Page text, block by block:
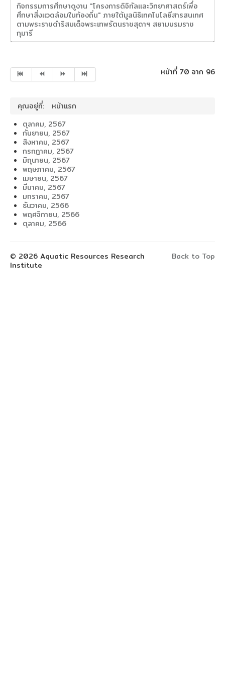
กิจกรรมการศึกษาดูงาน "โครงการดิจิทัลและวิทยาศาสตร์เพื่อ
ศึกษาสิ่งแวดล้อมในท้องถิ่น" ภายใต้มูลนิธิเทคโนโลยีสารสนเทศ
ตามพระราชดำริสมเด็จพระเทพรัตนราชสุดาฯ สยามบรมราช
กุมารี
หน้าที่ 70 จาก 96
คุณอยู่ที่:
หน้าแรก
ตุลาคม, 2567
กันยายน, 2567
สิงหาคม, 2567
กรกฎาคม, 2567
มิถุนายน, 2567
พฤษภาคม, 2567
เมษายน, 2567
มีนาคม, 2567
มกราคม, 2567
ธันวาคม, 2566
พฤศจิกายน, 2566
ตุลาคม, 2566
Back to Top
© 2026 Aquatic Resources Research
Institute